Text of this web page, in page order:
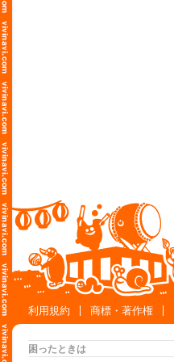
利用規約 商標・著作権
困ったときは